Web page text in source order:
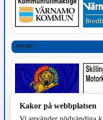
SPORT
Kakor på webbplatsen